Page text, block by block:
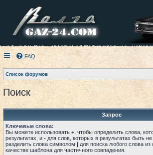
FAQ
Список форумов
Поиск
Запрос
Ключевые слова:
Вы можете использовать + , чтобы определить слова,
результатах, и - для слов, которых в результатах быть
разделить слова символом | для поиска любого слова из
качестве шаблона для частичного совпадения.